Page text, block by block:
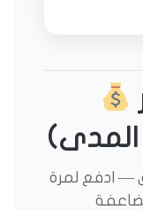
— ادفع لمرة